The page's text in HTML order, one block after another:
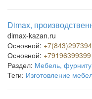
Dimax,
dimax-kazan.ru
Основной:
Основной: +79196399399
Раздел: Мебель,
Теги: Изготовление